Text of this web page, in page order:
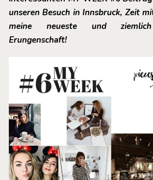
unseren Besuch in Innsbruck, Zeit
meine neueste und ziemlich
Erungenschaft!